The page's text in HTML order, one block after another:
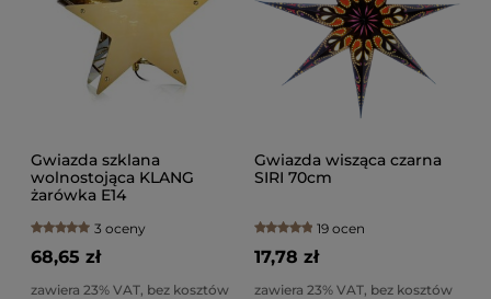
Gwiazda szklana
wolnostojąca KLANG
żarówka E14
3 oceny
68,65 zł
zawiera 23% VAT, bez kosztów
Gwiazda wisząca czarna
SIRI 70cm
19 ocen
17,78 zł
zawiera 23% VAT, bez kosztów